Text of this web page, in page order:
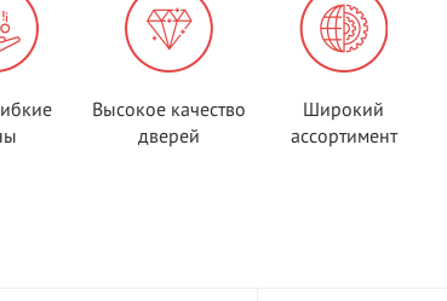
Высокое качество
дверей
Широкий
ассортимент